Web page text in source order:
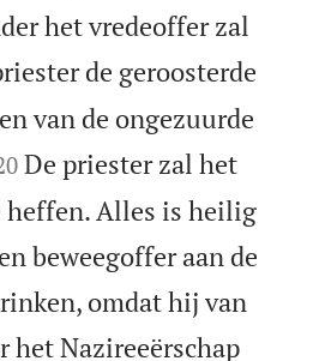
het vredeoffer zal
de geroosterde
van de ongezuurde
De priester zal het
heffen. Alles is heilig
beweegoffer aan de
omdat hij van
Nazireeërschap